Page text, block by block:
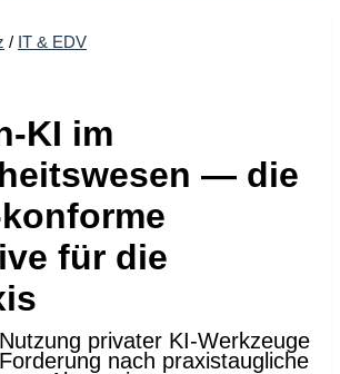
/ IT & EDV
KI im
— die
für die
privater KI-Werkzeuge
nach praxistaugliche